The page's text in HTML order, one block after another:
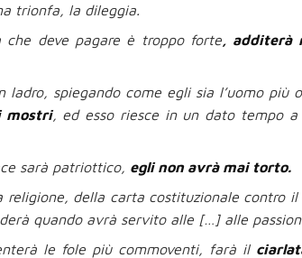
trionfa, la dileggia.
che deve pagare è troppo forte, additerà
ladro, spiegando come egli sia l’uomo più
mostri, ed esso riesce in un dato tempo
sarà patriottico, egli non avrà mai torto.
religione, della carta costituzionale contro
quando avrà servito alle […] alle
le fole più commoventi, farà il